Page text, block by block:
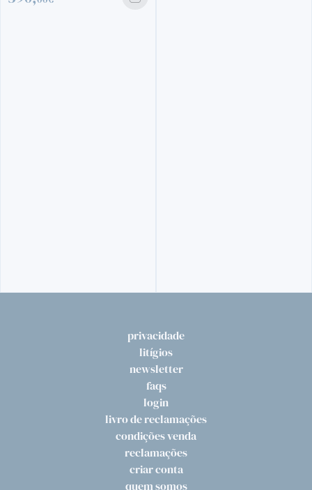
privacidade
litígios
newsletter
faqs
login
livro de reclamações
condições venda
reclamações
criar conta
quem somos